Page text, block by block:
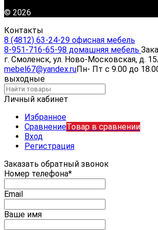
© 2026
Контакты
8 (4812) 63-24-29 офисная мебель
8-951-716-65-98 домашняя мебель
г. Смоленск, ул. Ново-Московская, д.
mebel67@yandex.ruПн- Пт с 9.00 до
выходные
Личный кабинет
Избранное
СравнениеТовар в сравнении
Вход
Регистрация
Заказать обратный звонок
Номер телефона*
Email
Ваше имя